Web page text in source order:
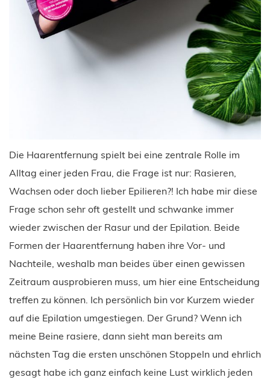
Die Haarentfernung spielt bei eine zentrale Rolle im
Alltag einer jeden Frau, die Frage ist nur: Rasieren,
Wachsen oder doch lieber Epilieren?! Ich habe mir diese
Frage schon sehr oft gestellt und schwanke immer
wieder zwischen der Rasur und der Epilation. Beide
Formen der Haarentfernung haben ihre Vor- und
Nachteile, weshalb man beides über einen gewissen
Zeitraum ausprobieren muss, um hier eine Entscheidung
treffen zu können. Ich persönlich bin vor Kurzem wieder
auf die Epilation umgestiegen. Der Grund? Wenn ich
meine Beine rasiere, dann sieht man bereits am
nächsten Tag die ersten unschönen Stoppeln und ehrlich
gesagt habe ich ganz einfach keine Lust wirklich jeden